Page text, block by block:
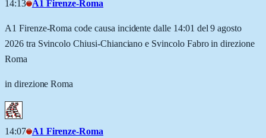
14:13 A1 Firenze-Roma
A1 Firenze-Roma code causa incidente dalle 14:01 del 9 agosto
2026 tra Svincolo Chiusi-Chianciano e Svincolo Fabro in direzione
Roma
in direzione Roma
14:07 A1 Firenze-Roma